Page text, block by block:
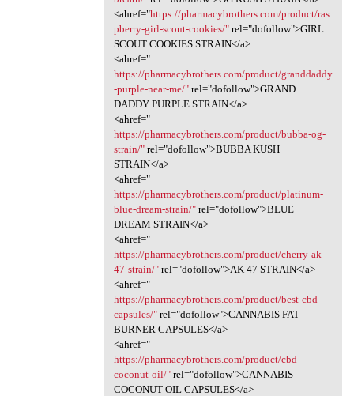
<ahref="https://pharmacybrothers.com/product/ras
pberry-girl-scout-cookies/"rel="dofollow">GIRL
SCOUT COOKIES STRAIN</a>
<ahref="
https://pharmacybrothers.com/product/granddaddy
-purple-near-me/"rel="dofollow">GRAND
DADDY PURPLE STRAIN</a>
<ahref="
https://pharmacybrothers.com/product/bubba-og-
strain/"rel="dofollow">BUBBA KUSH
STRAIN</a>
<ahref="
https://pharmacybrothers.com/product/platinum-
blue-dream-strain/"rel="dofollow">BLUE
DREAM STRAIN</a>
<ahref="
https://pharmacybrothers.com/product/cherry-ak-
47-strain/"rel="dofollow">AK 47 STRAIN</a>
<ahref="
https://pharmacybrothers.com/product/best-cbd-
capsules/"rel="dofollow">CANNABIS FAT
BURNER CAPSULES</a>
<ahref="
https://pharmacybrothers.com/product/cbd-
coconut-oil/"rel="dofollow">CANNABIS
COCONUT OIL CAPSULES</a>